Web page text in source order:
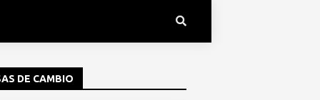
DE CAMBIO